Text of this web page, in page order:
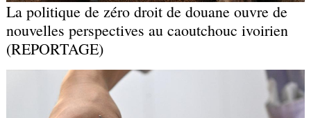
La politique de zéro droit de douane ouvre de
nouvelles perspectives au caoutchouc ivoirien
(REPORTAGE)